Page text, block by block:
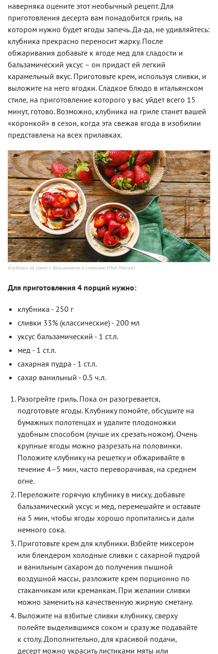
наверняка оцените этот необычный рецепт. Для
приготовления десерта вам понадобится гриль, на
котором нужно будет ягоды запечь. Да-да, не удивляйтесь:
клубника прекрасно переносит жарку. После
обжаривания добавьте к ягоде мед для сладости и
бальзамический уксус – он придаст ей легкий
карамельный вкус. Приготовьте крем, используя сливки, и
выложите на него ягодки. Сладкое блюдо в итальянском
стиле, на приготовление которого у вас уйдет всего 15
минут, готово. Возможно, клубника на гриле станет вашей
«коронкой» в сезон, когда эта свежая ягода в изобилии
представлена на всех прилавках.
Клубника на гриле с бальзамиком и сливками (Мой Магнит)
Для приготовления 4 порций нужно:
клубника - 250 г
сливки 33% (классические) - 200 мл
уксус бальзамический - 1 ст.л.
мед - 1 ст.л.
сахарная пудра - 1 ст.л.
сахар ванильный - 0.5 ч.л.
Разогрейте гриль. Пока он разогревается,
подготовьте ягоды. Клубнику помойте, обсушите на
бумажных полотенцах и удалите плодоножки
удобным способом (лучше их срезать ножом). Очень
крупные ягоды можно разрезать на половинки.
Положите клубнику на решетку и обжаривайте в
течение 4–5 мин, часто переворачивая, на среднем
огне.
Переложите горячую клубнику в миску, добавьте
бальзамический уксус и мед, перемешайте и оставьте
на 5 мин, чтобы ягоды хорошо пропитались и дали
немного сока.
Приготовьте крем для клубники. Взбейте миксером
или блендером холодные сливки с сахарной пудрой
и ванильным сахаром до получения пышной
воздушной массы, разложите крем порционно по
стаканчикам или креманкам. При желании сливки
можно заменить на качественную жирную сметану.
Выложите на взбитые сливки клубнику, сверху
полейте выделившимся соком и сразу же подавайте
к столу. Дополнительно, для красивой подачи,
десерт можно украсить листиками мяты или